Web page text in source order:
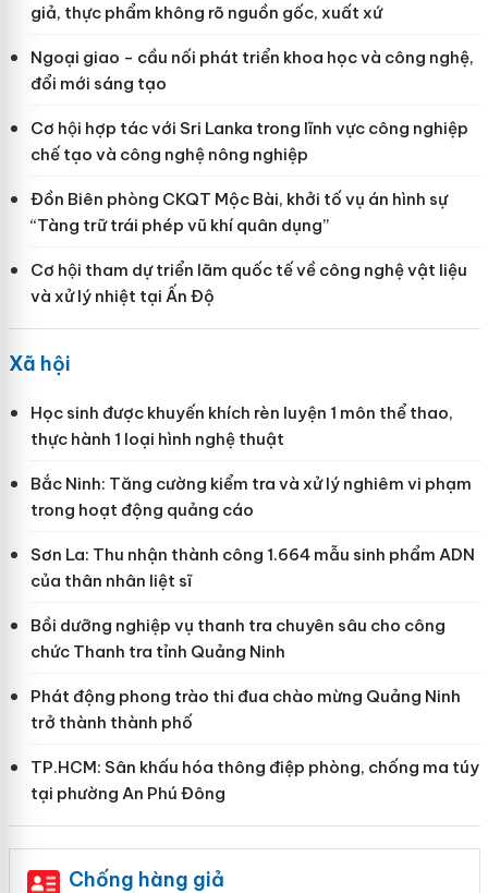
giả, thực phẩm không rõ nguồn gốc, xuất xứ
Ngoại giao - cầu nối phát triển khoa học và công nghệ,
đổi mới sáng tạo
Cơ hội hợp tác với Sri Lanka trong lĩnh vực công nghiệp
chế tạo và công nghệ nông nghiệp
Đồn Biên phòng CKQT Mộc Bài, khởi tố vụ án hình sự
“Tàng trữ trái phép vũ khí quân dụng”
Cơ hội tham dự triển lãm quốc tế về công nghệ vật liệu
và xử lý nhiệt tại Ấn Độ
Xã hội
Học sinh được khuyến khích rèn luyện 1 môn thể thao,
thực hành 1 loại hình nghệ thuật
Bắc Ninh: Tăng cường kiểm tra và xử lý nghiêm vi phạm
trong hoạt động quảng cáo
Sơn La: Thu nhận thành công 1.664 mẫu sinh phẩm ADN
của thân nhân liệt sĩ
Bồi dưỡng nghiệp vụ thanh tra chuyên sâu cho công
chức Thanh tra tỉnh Quảng Ninh
Phát động phong trào thi đua chào mừng Quảng Ninh
trở thành thành phố
TP.HCM: Sân khấu hóa thông điệp phòng, chống ma túy
tại phường An Phú Đông
Chống hàng giả